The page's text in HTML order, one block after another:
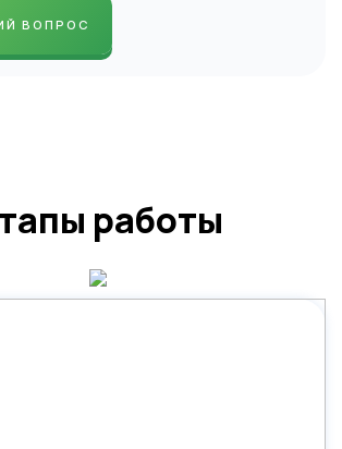
ВОПРОС
работы